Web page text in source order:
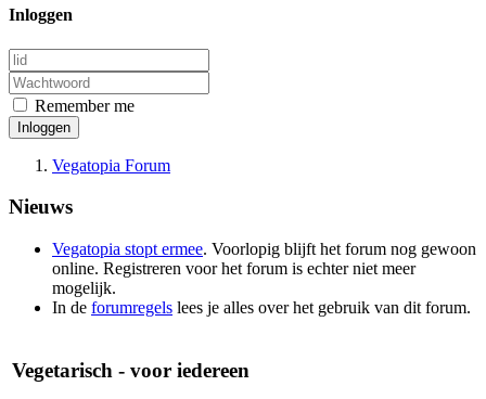
Inloggen
Remember me
Inloggen
Vegatopia Forum
Nieuws
Vegatopia stopt ermee. Voorlopig blijft het forum nog gewoon
online. Registreren voor het forum is echter niet meer
mogelijk.
In de forumregels lees je alles over het gebruik van dit forum.
Vegetarisch - voor iedereen